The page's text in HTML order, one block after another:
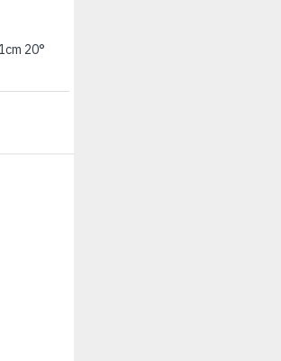
20°